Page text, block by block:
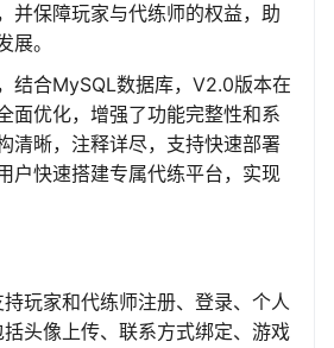
并保障玩家与代练师的权益，助
展。
结合MySQL数据库，V2.0版本在
面优化，增强了功能完整性和系
清晰，注释详尽，支持快速部署
户快速搭建专属代练平台，实现
持玩家和代练师注册、登录、个人
头像上传、联系方式绑定、游戏